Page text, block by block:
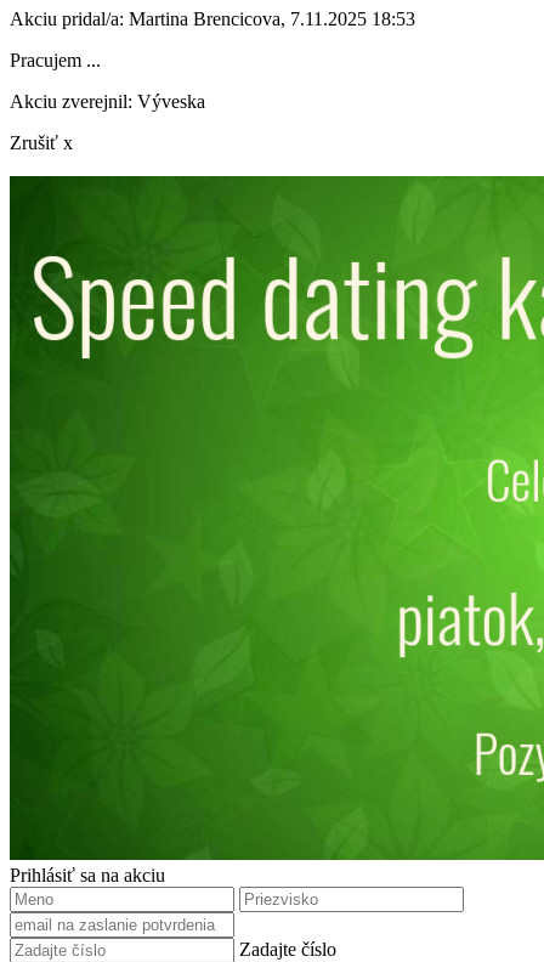
Akciu pridal/a: Martina Brencicova, 7.11.2025 18:53
Pracujem ...
Akciu zverejnil: Výveska
Zrušiť x
Prihlásiť sa na akciu
Zadajte číslo